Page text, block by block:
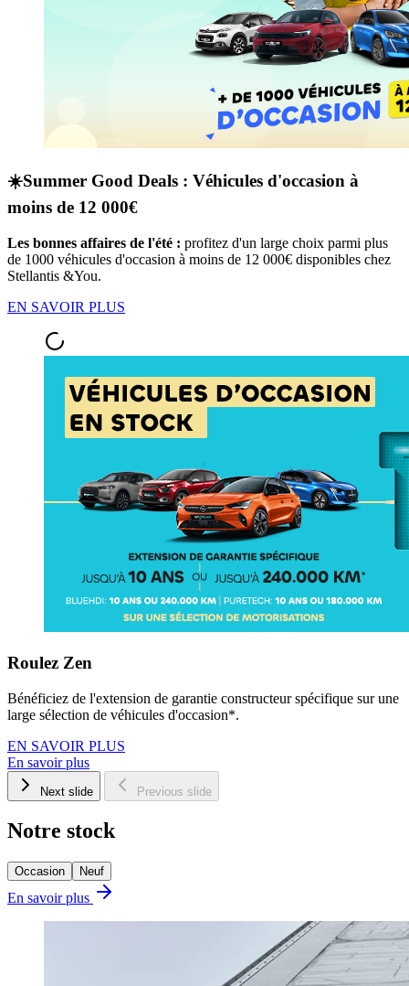
☀️Summer Good Deals : Véhicules d'occasion à
moins de 12 000€
Les bonnes affaires de l'été : profitez d'un large choix parmi plus
de 1000 véhicules d'occasion à moins de 12 000€ disponibles chez
Stellantis &You.
EN SAVOIR PLUS
Roulez Zen
Bénéficiez de l'extension de garantie constructeur spécifique sur une
large sélection de véhicules d'occasion*.
EN SAVOIR PLUS
En savoir plus
Next slide Previous slide
Notre stock
Occasion Neuf
En savoir plus